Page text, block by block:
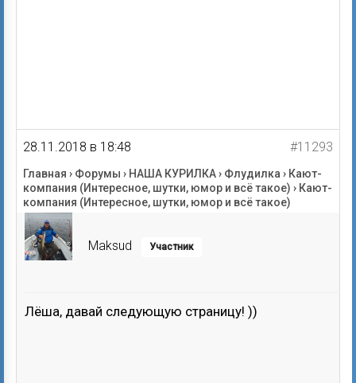
28.11.2018 в 18:48 #11293
Главная › Форумы › НАША КУРИЛКА› Флудилка › Кают-
компания (Интересное, шутки, юмор и всё такое) › Кают-
компания (Интересное, шутки, юмор и всё такое)
Maksud Участник
Лёша, давай следующую страницу! ))